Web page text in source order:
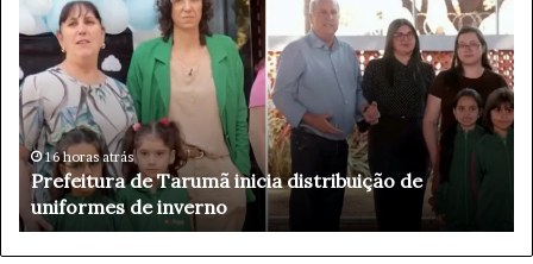
i
e
m
o
c
i
o
n
a
w
2 horas atrás
Pai emociona web ao apoiar sonho do filho
maquiador